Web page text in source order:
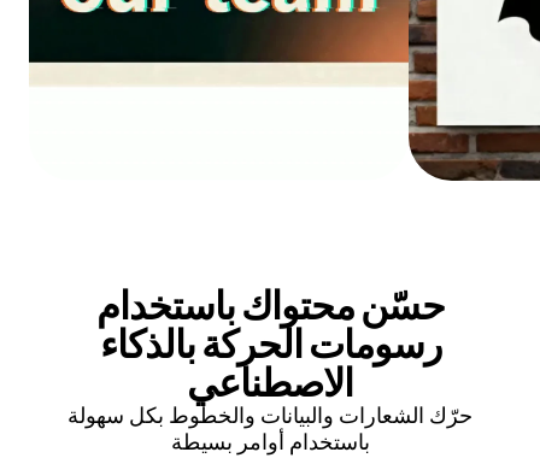
حسّن محتواك باستخدام
رسومات الحركة بالذكاء
الاصطناعي
حرّك الشعارات والبيانات والخطوط بكل سهولة
باستخدام أوامر بسيطة